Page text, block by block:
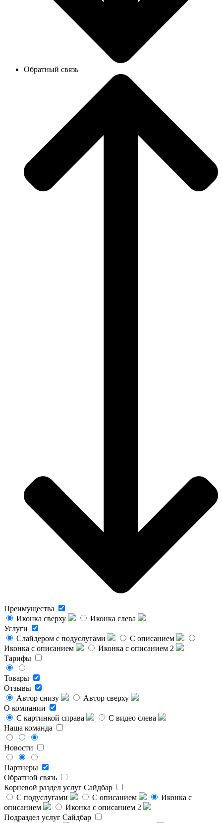
Обратный связь
Преимущества
Иконка сверху
Иконка слева
Услуги
Слайдером с подуслугами
С описанием
Иконка с описанием
Иконка с описанием 2
Тарифы
Товары
Отзывы
Автор снизу
Автор сверху
О компании
С картинкой справа
С видео слева
Наша команда
Новости
Партнеры
Обратной связь
Корневой раздел услуг Сайдбар
С подуслугами
С описанием
Иконка с
описанием
Иконка с описанием 2
Подраздел услуг Сайдбар